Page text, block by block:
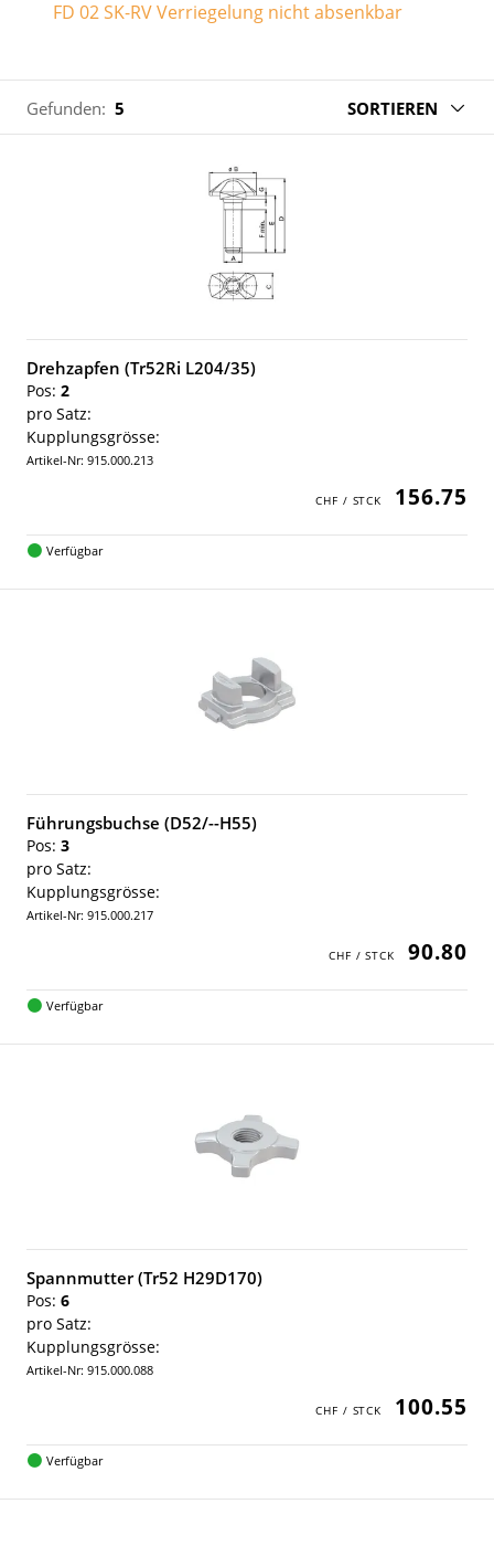
FD 02 SK-RV Verriegelung nicht absenkbar
Gefunden: 5 SORTIEREN
Drehzapfen (Tr52Ri L204/35)
Pos: 2
pro Satz:
Kupplungsgrösse:
Artikel-Nr: 915.000.213
156.75
Verfügbar
Führungsbuchse (D52/--H55)
Pos: 3
pro Satz:
Kupplungsgrösse:
Artikel-Nr: 915.000.217
90.80
Verfügbar
Spannmutter (Tr52 H29D170)
Pos: 6
pro Satz:
Kupplungsgrösse:
Artikel-Nr: 915.000.088
100.55
Verfügbar